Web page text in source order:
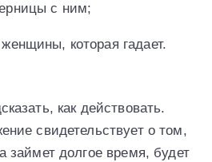
с ним;
которая гадает.
как действовать.
свидетельствует о том,
займет долгое время, будет